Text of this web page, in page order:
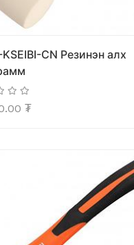
CN Резинэн алх
₮